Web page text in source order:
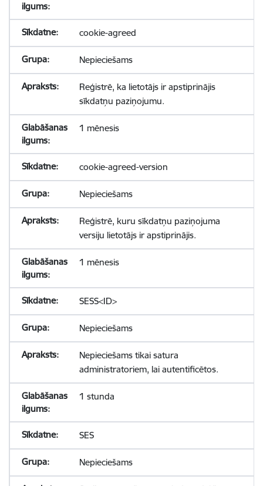
cookie-agreed
Nepieciešams
Reģistrē, ka lietotājs ir apstiprinājis
sīkdatņu paziņojumu.
1 mēnesis
cookie-agreed-version
Nepieciešams
Reģistrē, kuru sīkdatņu paziņojuma
versiju lietotājs ir apstiprinājis.
1 mēnesis
SESS<ID>
Nepieciešams
Nepieciešams tikai satura
administratoriem, lai autentificētos.
1 stunda
SES
Nepieciešams